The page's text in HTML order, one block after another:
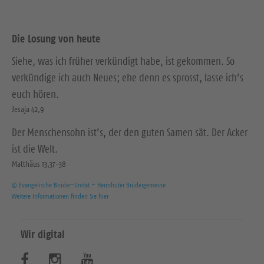
Die Losung von heute
Siehe, was ich früher verkündigt habe, ist gekommen. So
verkündige ich auch Neues; ehe denn es sprosst, lasse ich’s
euch hören.
Jesaja 42,9
Der Menschensohn ist’s, der den guten Samen sät. Der Acker
ist die Welt.
Matthäus 13,37-38
© Evangelische Brüder-Unität – Herrnhuter Brüdergemeine
Weitere Informationen finden Sie hier
Wir digital